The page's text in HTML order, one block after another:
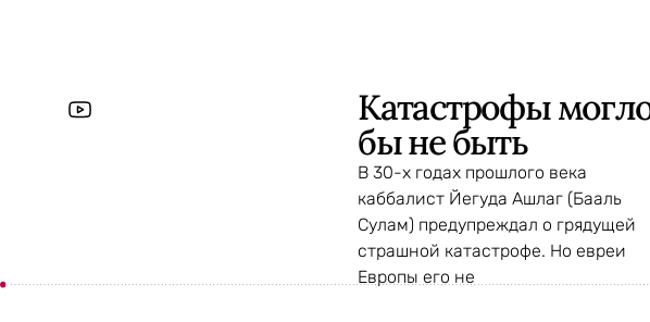
Катастрофы
бы не быть
В 30-х годах прошлого века
каббалист Йегуда Ашлаг (Бааль
Сулам) предупреждал о грядущей
страшной катастрофе. Но евреи
Европы его не